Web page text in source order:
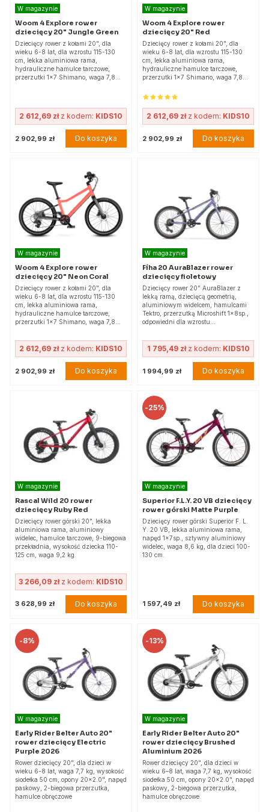
W magazynie
Woom 4 Explore rower
dziecięcy 20" Jungle Green
Dziecięcy rower z kołami 20", dla
wieku 6-8 lat, dla wzrostu 115-130
cm, lekka aluminiowa rama,
hydrauliczne hamulce tarczowe,
przerzutki 1x7 Shimano, waga 7,8…
2 612,69 złz kodem: KIDS10
2 902,99 zł Do koszyka
W magazynie
Woom 4 Explore rower
dziecięcy 20" Red
Dziecięcy rower z kołami 20", dla
wieku 6-8 lat, dla wzrostu 115-130
cm, lekka aluminiowa rama,
hydrauliczne hamulce tarczowe,
przerzutki 1x7 Shimano, waga 7,8…
2 612,69 złz kodem: KIDS10
2 902,99 zł Do koszyka
W magazynie
Woom 4 Explore rower
dziecięcy 20" Neon Coral
Dziecięcy rower z kołami 20", dla
wieku 6-8 lat, dla wzrostu 115-130
cm, lekka aluminiowa rama,
hydrauliczne hamulce tarczowe,
przerzutki 1x7 Shimano, waga 7,8…
2 612,69 złz kodem: KIDS10
2 902,99 zł Do koszyka
W magazynie
Fíha 20 AuraBlazer rower
dziecięcy fioletowy
Dziecięcy rower 20" AuraBlazer z
lekką ramą, dziecięcą geometrią,
aluminiowym widelcem, hamulcami
Tektro, przerzutką Microshift 1x8sp.,
odpowiedni dla wzrostu…
1 795,49 złz kodem: KIDS10
1 994,99 zł Do koszyka
W magazynie
Rascal Wild 20 rower
dziecięcy Ruby Red
Dziecięcy rower górski 20", lekka
aluminiowa rama, aluminiowy
widelec, hamulce tarczowe, 9-biegowa
przekładnia, wysokość dziecka 110-
125 cm, waga 9,2 kg.
3 266,09 złz kodem: KIDS10
3 628,99 zł Do koszyka
-25%
W magazynie
Superior F.L.Y. 20 VB dziecięcy
rower górski Matte Purple
Dziecięcy rower górski Superior F. L.
Y. 20 VB, lekka aluminiowa rama,
napęd 1x7sp., sztywny aluminiowy
widelec, waga 8,6 kg, dla dzieci 100-
130 cm.
1 597,49 zł Do koszyka
-8%
W magazynie
Early Rider Belter Auto 20"
rower dziecięcy Electric
Purple 2026
Rower dziecięcy 20", dla dzieci w
wieku 6-8 lat, waga 7,7 kg, wysokość
siodełka 50 cm, opony 20x2.0", napęd
paskowy, 2-biegowa przerzutka,
hamulce obręczowe
-13%
W magazynie
Early Rider Belter Auto 20"
rower dziecięcy Brushed
Aluminium 2026
Rower dziecięcy 20", dla dzieci w
wieku 6–8 lat, waga 7,7 kg, wysokość
siodełka 50 cm, opony 20x2.0", napęd
paskowy, 2-biegowa przerzutka,
hamulce obręczowe